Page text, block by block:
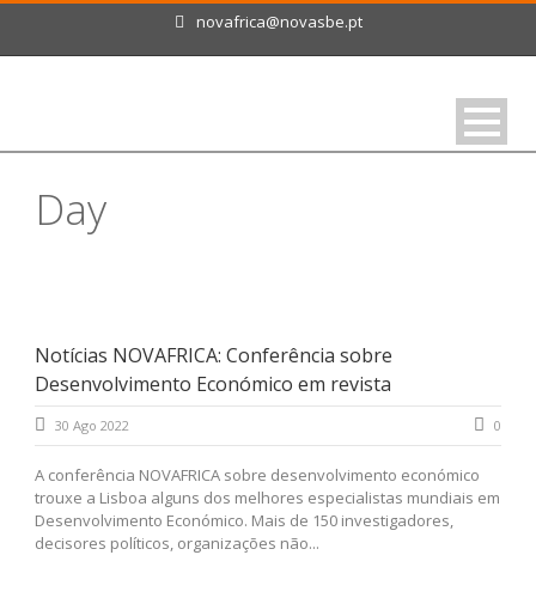
novafrica@novasbe.pt
Day
Notícias NOVAFRICA: Conferência sobre
Desenvolvimento Económico em revista
30 Ago 2022 0
A conferência NOVAFRICA sobre desenvolvimento económico
trouxe a Lisboa alguns dos melhores especialistas mundiais em
Desenvolvimento Económico. Mais de 150 investigadores,
decisores políticos, organizações não...